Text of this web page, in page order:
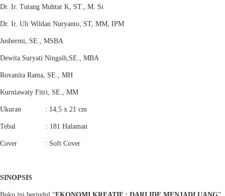
Dr. Ir. Tutang Muhtar K, ST., M. Si
Dr. Ir. Uli Wildan Nuryanto, ST, MM, IPM
Jushermi, SE., MSBA
Dewita Suryati Ningsih,SE., MBA
Rovanita Rama, SE., MH
Kurniawaty Fitri, SE., MM
Ukuran : 14,5 x 21 cm
Tebal : 181 Halaman
Cover : Soft Cover
SINOPSIS